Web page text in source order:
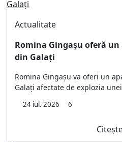
Actualitate
Romina Gingașu oferă
din Galați
Romina Gingașu va oferi un
Galați afectate de explozia
24 iul. 2026 6